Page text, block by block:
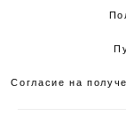
Согласие на